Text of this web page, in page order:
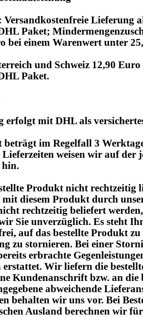
Versandkostenfreie Lieferung
Paket;
bei einem Warenwert unter
und Schweiz 12,90 Euro
Paket.
erfolgt mit DHL als
beträgt im Regelfall 3
Lieferzeiten weisen wir auf der
hin.
Produkt nicht rechtzeitig
diesem Produkt durch
rechtzeitig beliefert werden,
Sie unverzüglich. Es steht
auf das bestellte Produkt
zu stornieren. Bei einer
erbrachte
Wir liefern die
Kundenanschrift bzw. an die
abweichende
behalten wir uns vor. Bei
Ausland berechnen wir